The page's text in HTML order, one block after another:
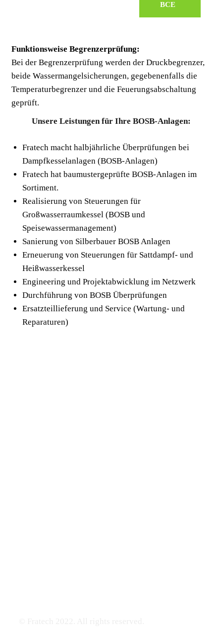
BCE
Funktionsweise Begrenzerprüfung:
Bei der Begrenzerprüfung werden der Druckbegrenzer,
beide Wassermangelsicherungen, gegebenenfalls die
Temperaturbegrenzer und die Feuerungsabschaltung
geprüft.
Unsere Leistungen für Ihre BOSB-Anlagen:
Fratech macht halbjährliche Überprüfungen bei
Dampfkesselanlagen (BOSB-Anlagen)
Fratech hat baumustergeprüfte BOSB-Anlagen im
Sortiment.
Realisierung von Steuerungen für
Großwasserraumkessel (BOSB und
Speisewassermanagement)
Sanierung von Silberbauer BOSB Anlagen
Erneuerung von Steuerungen für Sattdampf- und
Heißwasserkessel
Engineering und Projektabwicklung im Netzwerk
Durchführung von BOSB Überprüfungen
Ersatzteillieferung und Service (Wartung- und
Reparaturen)